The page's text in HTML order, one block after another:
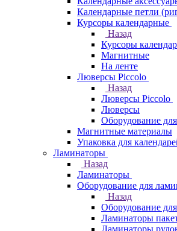
Календарные петли
Курсоры календарные
Назад
Курсоры
Магнитные
На ленте
Люверсы Piccolo
Назад
Люверсы Piccolo
Люверсы
Оборудование
Магнитные материалы
Упаковка для
Ламинаторы
Назад
Ламинаторы
Оборудование для
Назад
Оборудование
Ламинаторы
Ламинаторы